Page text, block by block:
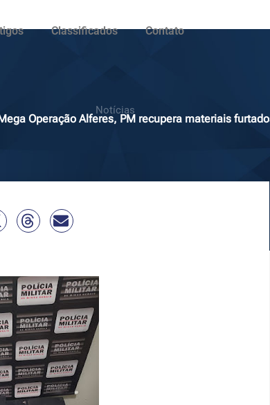
Classificados Contato
Notícias
Operação Alferes, PM recupera materiais